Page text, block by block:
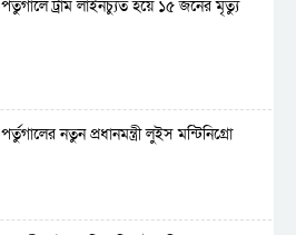
পর্তুগালে ট্রাম লাইনচ্যুত হয়ে ১৫ জনের মৃত্যু
পর্তুগালের নতুন প্রধানমন্ত্রী লুইস মন্টিনিগ্রো